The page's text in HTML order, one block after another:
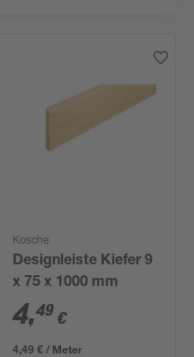
Kosche
Designleiste Kiefer 9
x 75 x 1000 mm
4,49 €
4,49 € / Meter